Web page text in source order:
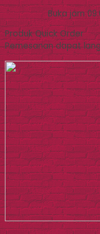
Buka jam
Produk Quick Order
Pemesanan dapat